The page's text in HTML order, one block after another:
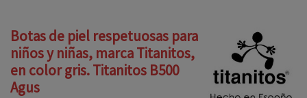
Botas de piel respetuosas para
niños y niñas, marca Titanitos,
en color gris. Titanitos B500
Agus